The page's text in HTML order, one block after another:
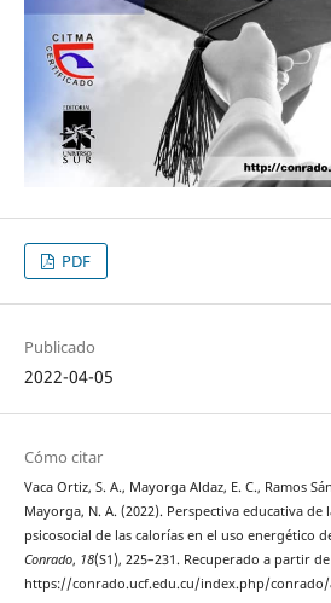
PDF
Publicado
2022-04-05
Cómo citar
Vaca Ortiz, S. A., Mayorga Aldaz, E. C., Ramos
Mayorga, N. A. (2022). Perspectiva educativa
psicosocial de las calorías en el uso energético
Conrado, 18(S1), 225–231. Recuperado a partir de
https://conrado.ucf.edu.cu/index.php/